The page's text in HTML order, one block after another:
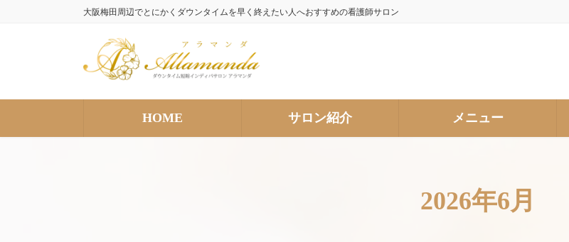
大阪梅田周辺でとにかくダウンタイムを早く終えたい人へおすすめの看護師サロン
HOME サロン紹介 メニュー
2026年6月